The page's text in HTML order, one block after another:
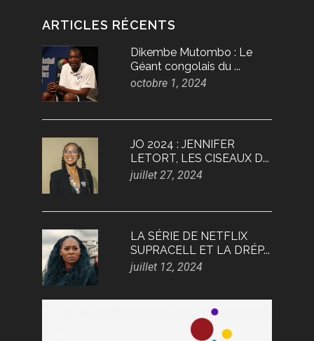
ARTICLES RÉCENTS
Dikembe Mutombo : Le
Géant congolais du ...
octobre 1, 2024
JO 2024 : JENNIFER
LETORT, LES CISEAUX D...
juillet 27, 2024
LA SÉRIE DE NETFLIX
SUPRACELL ET LA DRÉP...
juillet 12, 2024